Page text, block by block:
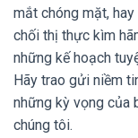
mắt chóng mặt,
chối thị thực kìm
những kế hoạch
Hãy trao gửi niềm
những kỳ vọng của
chúng tôi.